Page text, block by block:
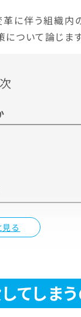
に伴う組織内
ついて論じます
見る
てしま